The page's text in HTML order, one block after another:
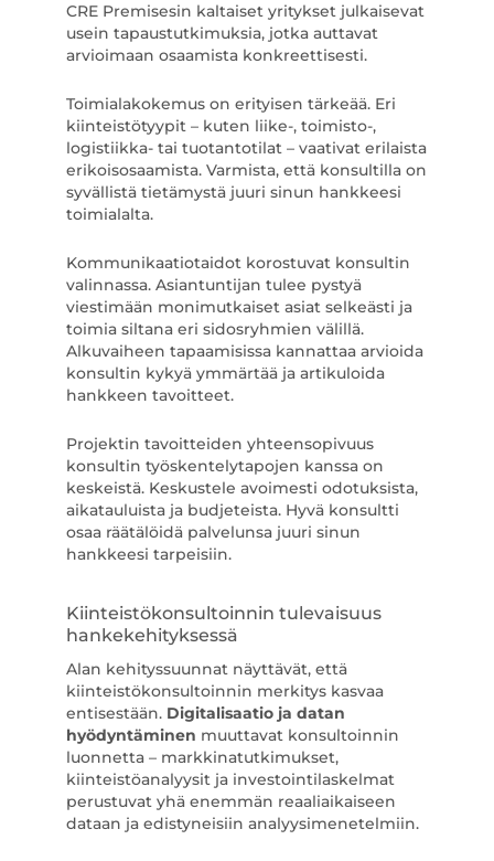
CRE Premisesin kaltaiset yritykset julkaisevat
usein tapaustutkimuksia, jotka auttavat
arvioimaan osaamista konkreettisesti.
Toimialakokemus on erityisen tärkeää. Eri
kiinteistötyypit – kuten liike-, toimisto-,
logistiikka- tai tuotantotilat – vaativat erilaista
erikoisosaamista. Varmista, että konsultilla on
syvällistä tietämystä juuri sinun hankkeesi
toimialalta.
Kommunikaatiotaidot korostuvat konsultin
valinnassa. Asiantuntijan tulee pystyä
viestimään monimutkaiset asiat selkeästi ja
toimia siltana eri sidosryhmien välillä.
Alkuvaiheen tapaamisissa kannattaa arvioida
konsultin kykyä ymmärtää ja artikuloida
hankkeen tavoitteet.
Projektin tavoitteiden yhteensopivuus
konsultin työskentelytapojen kanssa on
keskeistä. Keskustele avoimesti odotuksista,
aikatauluista ja budjeteista. Hyvä konsultti
osaa räätälöidä palvelunsa juuri sinun
hankkeesi tarpeisiin.
Kiinteistökonsultoinnin tulevaisuus
hankekehityksessä
Alan kehityssuunnat näyttävät, että
kiinteistökonsultoinnin merkitys kasvaa
entisestään. Digitalisaatio ja datan
hyödyntäminen muuttavat konsultoinnin
luonnetta – markkinatutkimukset,
kiinteistöanalyysit ja investointilaskelmat
perustuvat yhä enemmän reaaliaikaiseen
dataan ja edistyneisiin analyysimenetelmiin.